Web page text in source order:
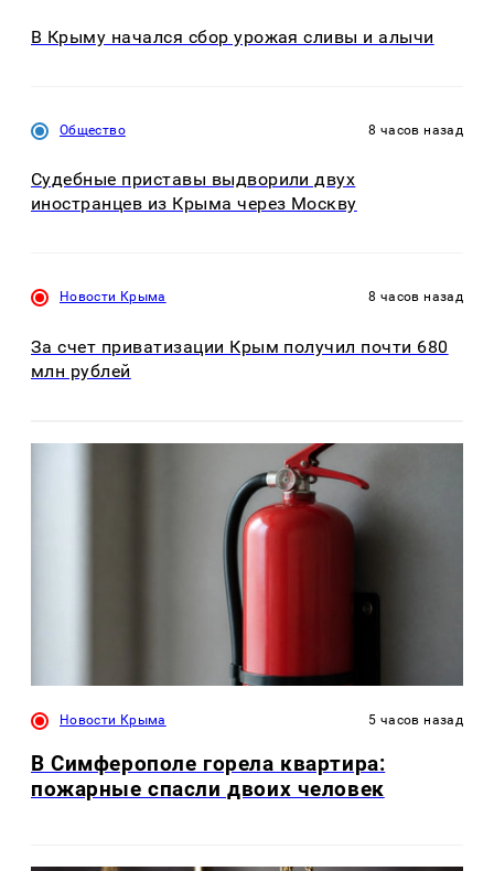
В Крыму начался сбор урожая сливы и алычи
Общество 8 часов назад
Судебные приставы выдворили двух
иностранцев из Крыма через Москву
Новости Крыма 8 часов назад
За счет приватизации Крым получил почти 680
млн рублей
Новости Крыма 5 часов назад
В Симферополе горела квартира:
пожарные спасли двоих человек